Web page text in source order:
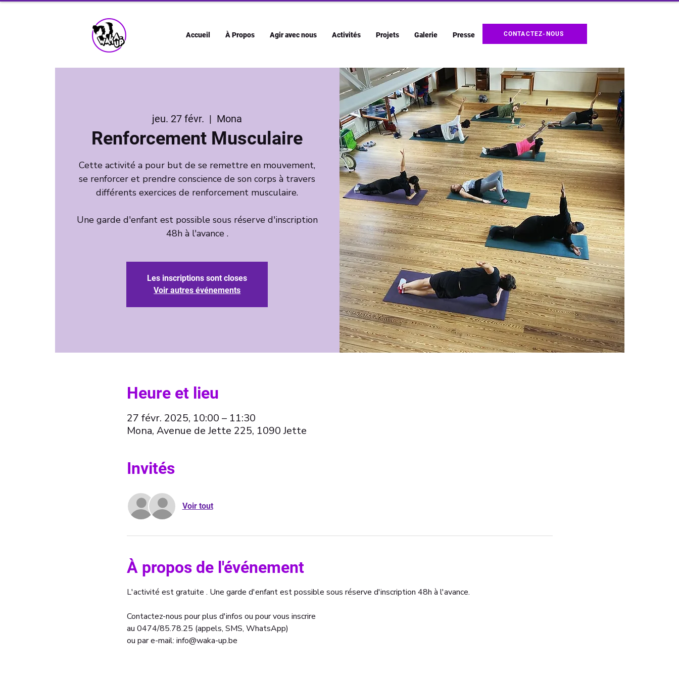
Accueil À Propos Agir avec nous Activités Projets Galerie Presse CONTACTEZ-NOUS
jeu. 27 févr.
  |
Mona
Renforcement Musculaire
Cette activité a pour but de se remettre en mouvement,
se renforcer et prendre conscience de son corps à travers
différents exercices de renforcement musculaire.
Une garde d'enfant est possible sous réserve d'inscription
48h à l'avance .
Les inscriptions sont closes
Voir autres événements
Heure et lieu
27 févr. 2025, 10:00 – 11:30
Mona, Avenue de Jette 225, 1090 Jette
Invités
Voir tout
À propos de l'événement
L'activité est gratuite . Une garde d'enfant est possible sous réserve d'inscription 48h à l'avance.
Contactez-nous pour plus d'infos ou pour vous inscrire
au 0474/85.78.25 (appels, SMS, WhatsApp)
ou par e-mail: info@waka-up.be